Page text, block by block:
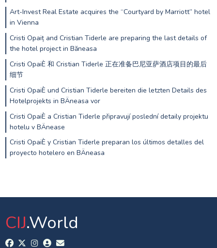
Art-Invest Real Estate acquires the “Courtyard by Marriott” hotel
in Vienna
Cristi Opaiț and Cristian Tiderle are preparing the last details of
the hotel project in Băneasa
Cristi OpaiÈ 和 Cristian Tiderle 正在准备巴尼亚萨酒店项目的最后
细节
Cristi OpaiÈ und Cristian Tiderle bereiten die letzten Details des
Hotelprojekts in BÄneasa vor
Cristi OpaiÈ a Cristian Tiderle připravují poslední detaily projektu
hotelu v BÄnease
Cristi OpaiÈ y Cristian Tiderle preparan los últimos detalles del
proyecto hotelero en BÄneasa
CIJ.World